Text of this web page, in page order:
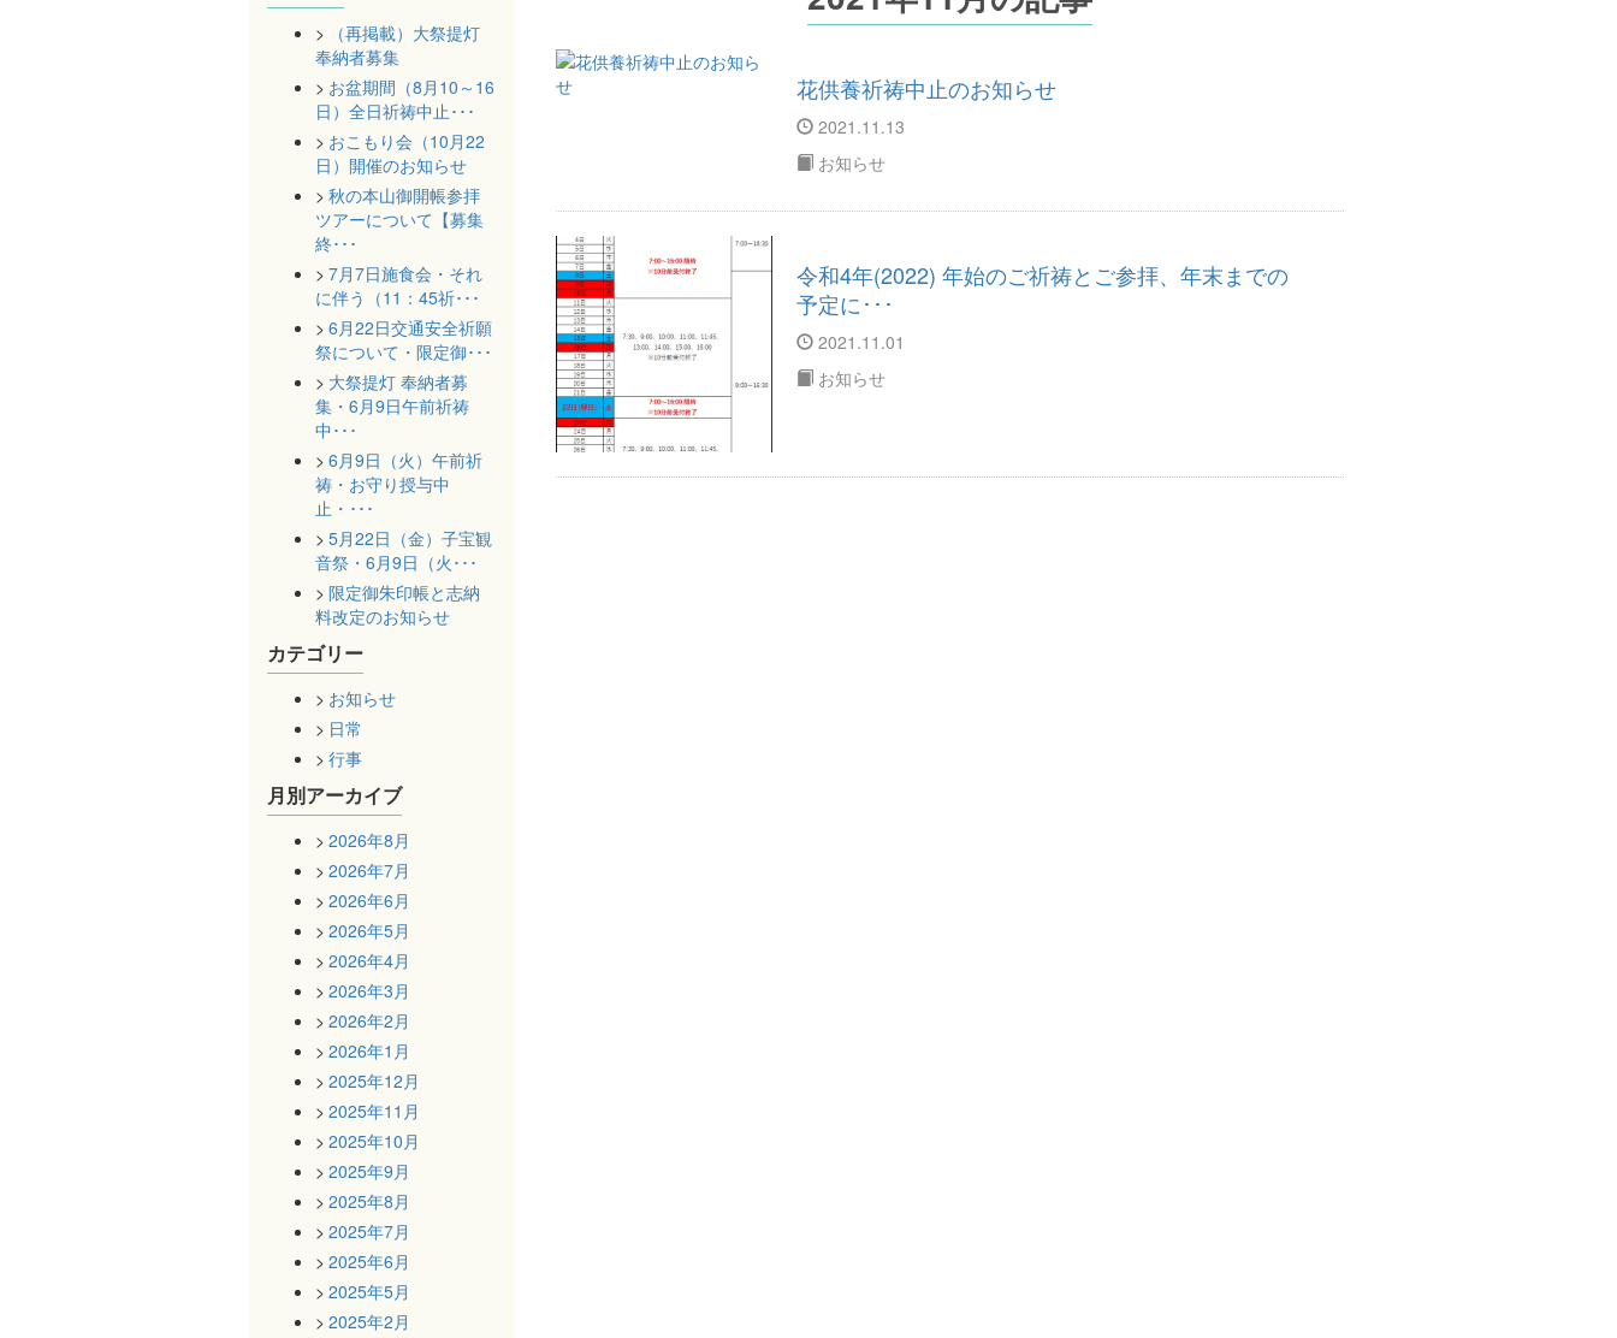
花供養祈祷中止のお知らせ
2021.11.13
お知らせ
令和4年(2022) 年始のご祈祷とご参拝、年末までの
予定に･･･
2021.11.01
お知らせ
（再掲載）大祭提灯
奉納者募集
お盆期間（8月10～16
日）全日祈祷中止･･･
おこもり会（10月22
日）開催のお知らせ
秋の本山御開帳参拝
ツアーについて【募集
終･･･
7月7日施食会・それ
に伴う（11：45祈･･･
6月22日交通安全祈願
祭について・限定御･･･
大祭提灯 奉納者募
集・6月9日午前祈祷
中･･･
6月9日（火）午前祈
祷・お守り授与中
止・･･･
5月22日（金）子宝観
音祭・6月9日（火･･･
限定御朱印帳と志納
料改定のお知らせ
カテゴリー
お知らせ
日常
行事
月別アーカイブ
2026年8月
2026年7月
2026年6月
2026年5月
2026年4月
2026年3月
2026年2月
2026年1月
2025年12月
2025年11月
2025年10月
2025年9月
2025年8月
2025年7月
2025年6月
2025年5月
2025年2月